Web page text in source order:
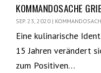
KOMMANDOSACHE
SEP. 23, 2020 |
Eine kulinarische
15 Jahren verändert
zum Positiven…